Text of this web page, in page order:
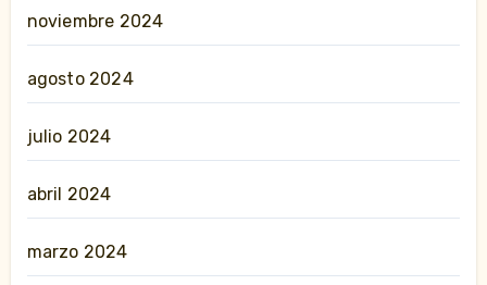
noviembre 2024
agosto 2024
julio 2024
abril 2024
marzo 2024